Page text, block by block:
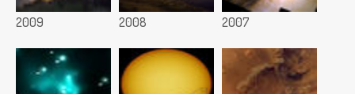
2009 2008 2007